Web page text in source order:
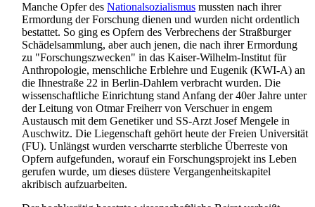
Manche Opfer des Nationalsozialismus mussten nach ihrer
Ermordung der Forschung dienen und wurden nicht ordentlich
bestattet. So ging es Opfern des Verbrechens der Straßburger
Schädel­sammlung, aber auch jenen, die nach ihrer Ermordung
zu "Forschungs­zwecken" in das Kaiser-Wilhelm-Institut für
Anthropologie, menschliche Erblehre und Eugenik (KWI-A) an
die Ihnestraße 22 in Berlin-Dahlem verbracht wurden. Die
wissenschaftliche Einrichtung stand Anfang der 40er Jahre unter
der Leitung von Otmar Freiherr von Verschuer in engem
Austausch mit dem Genetiker und SS-Arzt Josef Mengele in
Auschwitz. Die Liegenschaft gehört heute der Freien Universität
(FU). Unlängst wurden verscharrte sterbliche Überreste von
Opfern aufgefunden, worauf ein Forschungs­projekt ins Leben
gerufen wurde, um dieses düstere Vergangenheits­kapitel
akribisch aufzuarbeiten.